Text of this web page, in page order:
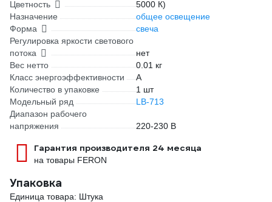
Цветность
5000 К)
Назначение
общее освещение
Форма
свеча
Регулировка яркости светового
потока
нет
Вес нетто
0.01 кг
Класс энергоэффективности
A
Количество в упаковке
1 шт
Модельный ряд
LB-713
Диапазон рабочего
напряжения
220-230 В
Гарантия производителя 24 месяца
на товары FERON
Упаковка
Единица товара: Штука